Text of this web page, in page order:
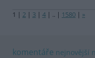
1 | 2 | 3 | 4 | .. | 1580 | »
komentáře nejnovější